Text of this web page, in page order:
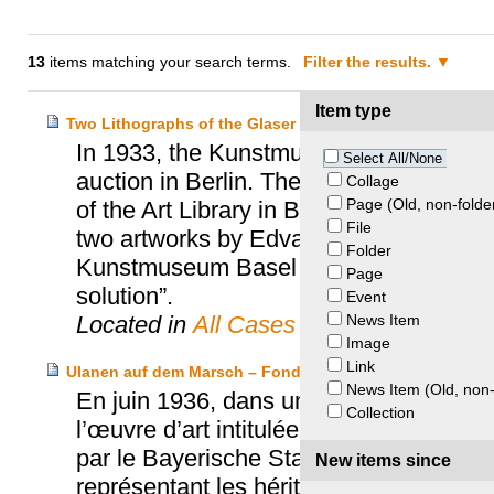
13 items matching your search terms. Filter the results.
Item type
Select All/None
Collage
Page (Old, non-
File
Folder
Page
Event
News Item
Image
Link
News Item (Old,
Collection
New items since
Two Lithographs of the Glaser Collection – Glaser Heirs
In 1933, the Kunstmuseum Basel
auction in Berlin. These works
of the Art Library in Berlin. In 2004,
two artworks by Edvard Munch, but
Kunstmuseum Basel and the heirs of
solution”.
Located inAll Cases
Ulanen auf dem Marsch – Fondation Max et Iris Stern et
En juin 1936, dans un contexte de
l’œuvre d’art intitulée « Ulanen auf
par le Bayerische
représentant les héritiers de Max